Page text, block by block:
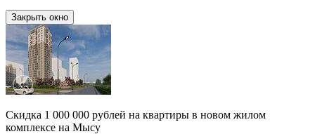
Закрыть окно
Скидка 1 000 000 рублей на квартиры в новом жилом
комплексе на Мысу